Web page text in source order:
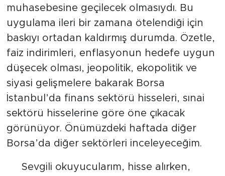
muhasebesine geçilecek olmasıydı. Bu
uygulama ileri bir zamana ötelendiği için
baskıyı ortadan kaldırmış durumda. Özetle,
faiz indirimleri, enflasyonun hedefe uygun
düşecek olması, jeopolitik, ekopolitik ve
siyasi gelişmelere bakarak Borsa
İstanbul’da finans sektörü hisseleri, sınai
sektörü hisselerine göre öne çıkacak
görünüyor. Önümüzdeki haftada diğer
Borsa’da diğer sektörleri inceleyeceğim.
Sevgili okuyucularım, hisse alırken,